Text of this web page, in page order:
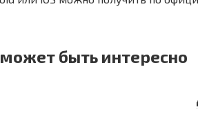
быть интересно